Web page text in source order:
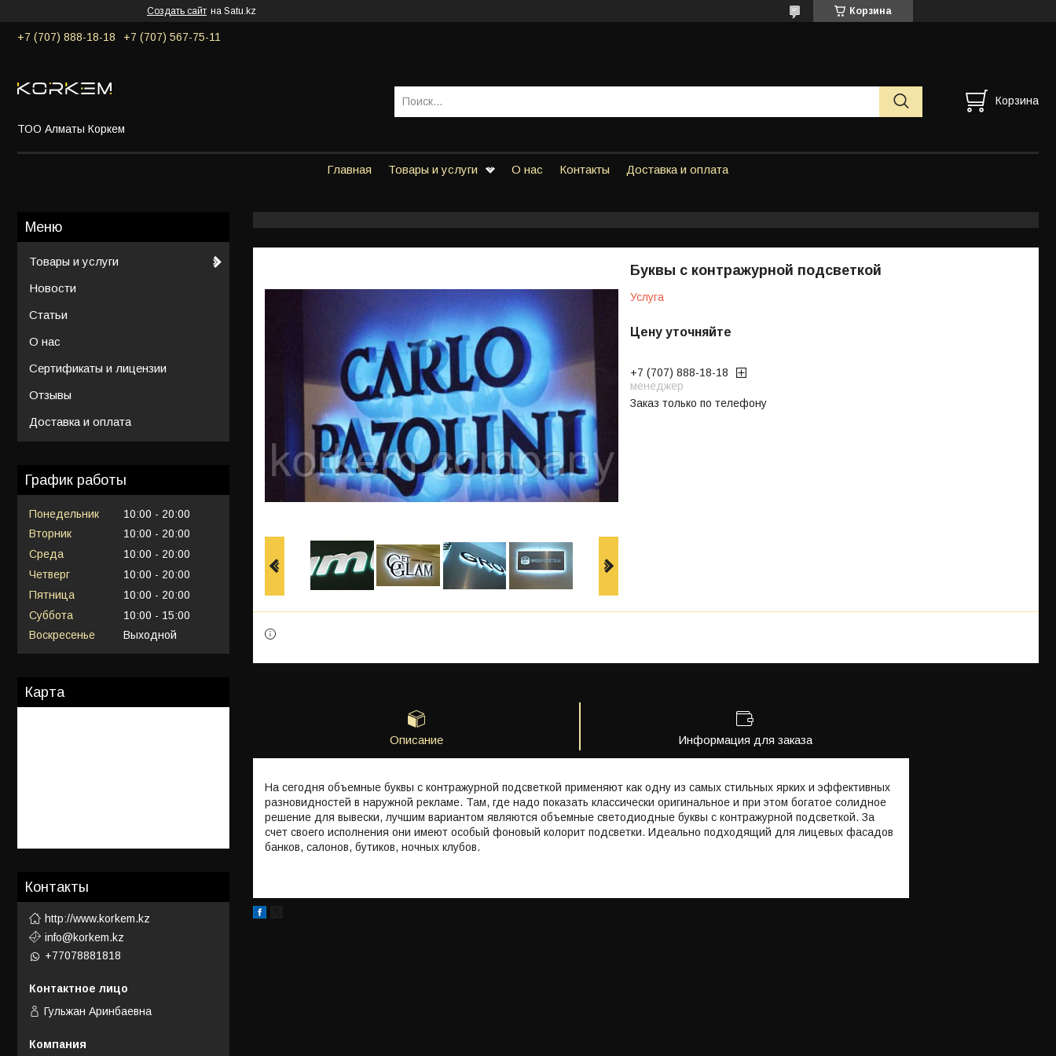
Создать сайт на Satu.kz Корзина
+7 (707) 888-18-18 +7 (707) 567-75-11
ТОО Алматы Коркем
Корзина
Главная Товары и услуги О нас Контакты Доставка и оплата
Буквы с контражурной подсветкой
Услуга
Цену уточняйте
+7 (707) 888-18-18
менеджер
Заказ только по телефону
Описание Информация для заказа
На сегодня объемные буквы с контражурной подсветкой применяют как одну из самых стильных ярких и эффективных
разновидностей в наружной рекламе. Там, где надо показать классически оригинальное и при этом богатое солидное
решение для вывески, лучшим вариантом являются объемные светодиодные буквы с контражурной подсветкой. За
счет своего исполнения они имеют особый фоновый колорит подсветки. Идеально подходящий для лицевых фасадов
банков, салонов, бутиков, ночных клубов.
Товары и услуги
Новости
Статьи
О нас
Сертификаты и лицензии
Отзывы
Доставка и оплата
График работы
Понедельник 10:00
20:00
Вторник
10:00
20:00
Среда
10:00
20:00
Четверг
10:00
20:00
Пятница
10:00
20:00
Суббота
10:00
15:00
Воскресенье
Выходной
Карта
Контакты
http://www.korkem.kz
info@korkem.kz
+77078881818
Гульжан Аринбаевна